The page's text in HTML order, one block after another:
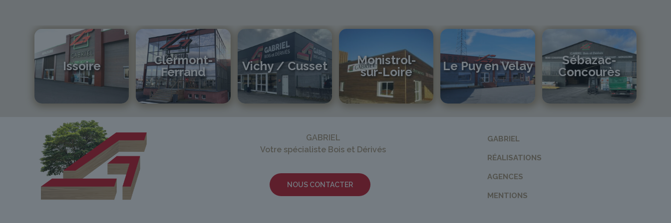
Issoire
contact@gabriel-sa.fr
Clermont-
Ferrand
04 73 42 18 38
Vichy / Cusset
04 70 97 56 39
cusset@gabriel-sa.fr
Monistrol-
sur-Loire
04 71 61 01 86
Le Puy en Velay
04 71 01 13 30
lepuy@gabriel-sa.fr
Sébazac-
Concourès
GABRIEL
Votre spécialiste Bois et Dérivés
NOUS CONTACTER
GABRIEL
RÉALISATIONS
AGENCES
MENTIONS